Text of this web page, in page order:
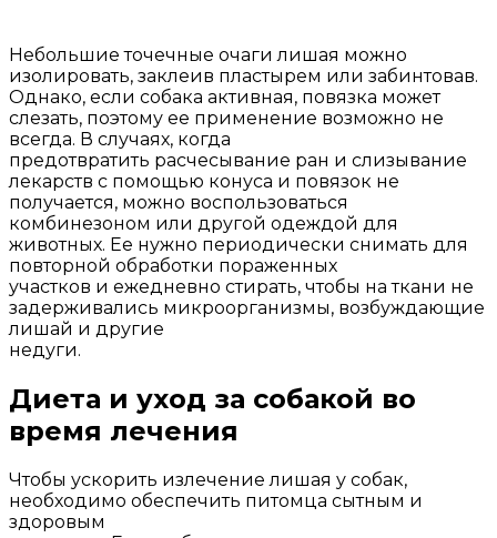
Небольшие точечные очаги лишая можно
изолировать, заклеив пластырем или забинтовав.
Однако, если собака активная, повязка может
слезать, поэтому ее применение возможно не
всегда. В случаях, когда
предотвратить расчесывание ран и слизывание
лекарств с помощью конуса и повязок не
получается, можно воспользоваться
комбинезоном или другой одеждой для
животных. Ее нужно периодически снимать для
повторной обработки пораженных
участков и ежедневно стирать, чтобы на ткани не
задерживались микроорганизмы, возбуждающие
лишай и другие
недуги.
Диета и уход за собакой во
время лечения
Чтобы ускорить излечение лишая у собак,
необходимо обеспечить питомца сытным и
здоровым